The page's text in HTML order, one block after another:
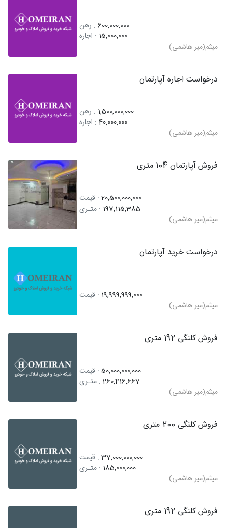
600,000,000 : رهن
15,000,000 : اجاره
میثم(میر هاشمی)
درخواست اجاره آپارتمان
1,500,000,000 : رهن
40,000,000 : اجاره
میثم(میر هاشمی)
فروش آپارتمان 104 متری
20,500,000,000 : قیمت
197,115,385 : متـری
میثم(میر هاشمی)
درخواست خرید آپارتمان
19,999,999,000 : قیمت
میثم(میر هاشمی)
فروش کلنگی 192 متری
50,000,000,000 : قیمت
260,416,667 : متـری
میثم(میر هاشمی)
فروش کلنگی 200 متری
37,000,000,000 : قیمت
185,000,000 : متـری
میثم(میر هاشمی)
فروش کلنگی 192 متری